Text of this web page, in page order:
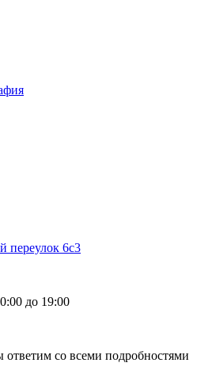
переулок 6с3
до 19:00
со всеми подробностями